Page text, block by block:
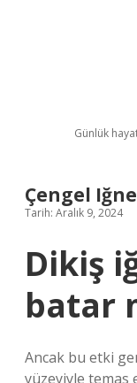
Günlük
Çengel
Tarih: Aralık 9, 2024
Dikiş
batar
Ancak bu etki
yüzeyiyle temas